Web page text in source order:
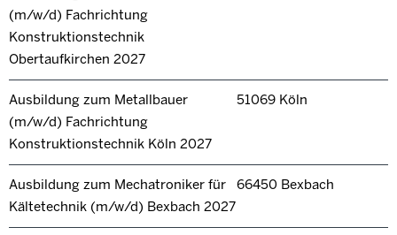
(m/w/d) Fachrichtung
Konstruktionstechnik
Obertaufkirchen 2027
Ausbildung zum Metallbauer
(m/w/d) Fachrichtung
Konstruktionstechnik Köln 2027
51069 Köln
Ausbildung zum Mechatroniker für
Kältetechnik (m/w/d) Bexbach 2027
66450 Bexbach